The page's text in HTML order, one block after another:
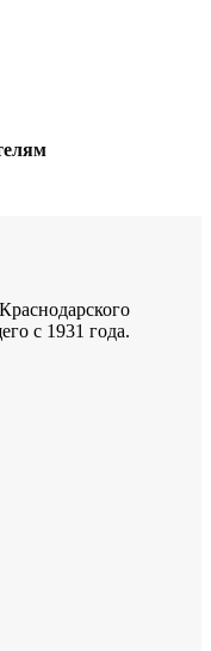
с 1931 года.